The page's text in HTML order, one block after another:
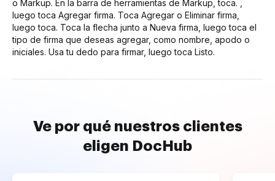
o Markup. En la barra de herramientas de Markup, toca. ,
luego toca Agregar firma. Toca Agregar o Eliminar firma,
luego toca. Toca la flecha junto a Nueva firma, luego toca el
tipo de firma que deseas agregar, como nombre, apodo o
iniciales. Usa tu dedo para firmar, luego toca Listo.
Ve por qué nuestros clientes
eligen DocHub